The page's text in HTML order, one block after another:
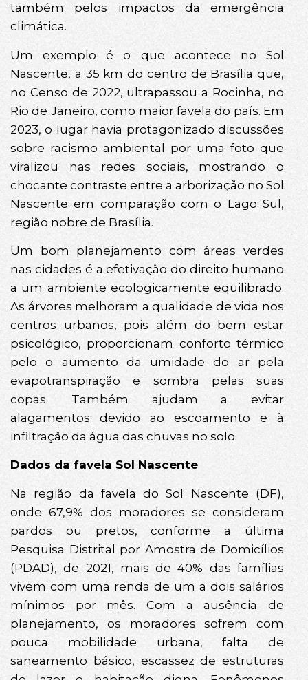
também pelos impactos da emergência
climática.
Um exemplo é o que acontece no Sol
Nascente, a 35 km do centro de Brasília que,
no Censo de 2022, ultrapassou a Rocinha, no
Rio de Janeiro, como maior favela do país. Em
2023, o lugar havia protagonizado discussões
sobre racismo ambiental por uma foto que
viralizou nas redes sociais, mostrando o
chocante contraste entre a arborização no Sol
Nascente em comparação com o Lago Sul,
região nobre de Brasília.
Um bom planejamento com áreas verdes
nas cidades é a efetivação do direito humano
a um ambiente ecologicamente equilibrado.
As árvores melhoram a qualidade de vida nos
centros urbanos, pois além do bem estar
psicológico, proporcionam conforto térmico
pelo o aumento da umidade do ar pela
evapotranspiração e sombra pelas suas
copas. Também ajudam a evitar
alagamentos devido ao escoamento e à
infiltração da água das chuvas no solo.
Dados da favela Sol Nascente
Na região da favela do Sol Nascente (DF),
onde 67,9% dos moradores se consideram
pardos ou pretos, conforme a última
Pesquisa Distrital por Amostra de Domicílios
(PDAD), de 2021, mais de 40% das famílias
vivem com uma renda de um a dois salários
mínimos por mês. Com a ausência de
planejamento, os moradores sofrem com
pouca mobilidade urbana, falta de
saneamento básico, escassez de estruturas